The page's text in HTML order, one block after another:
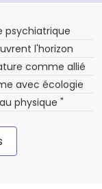
psychiatrique
l'horizon
comme allié
avec écologie
physique "